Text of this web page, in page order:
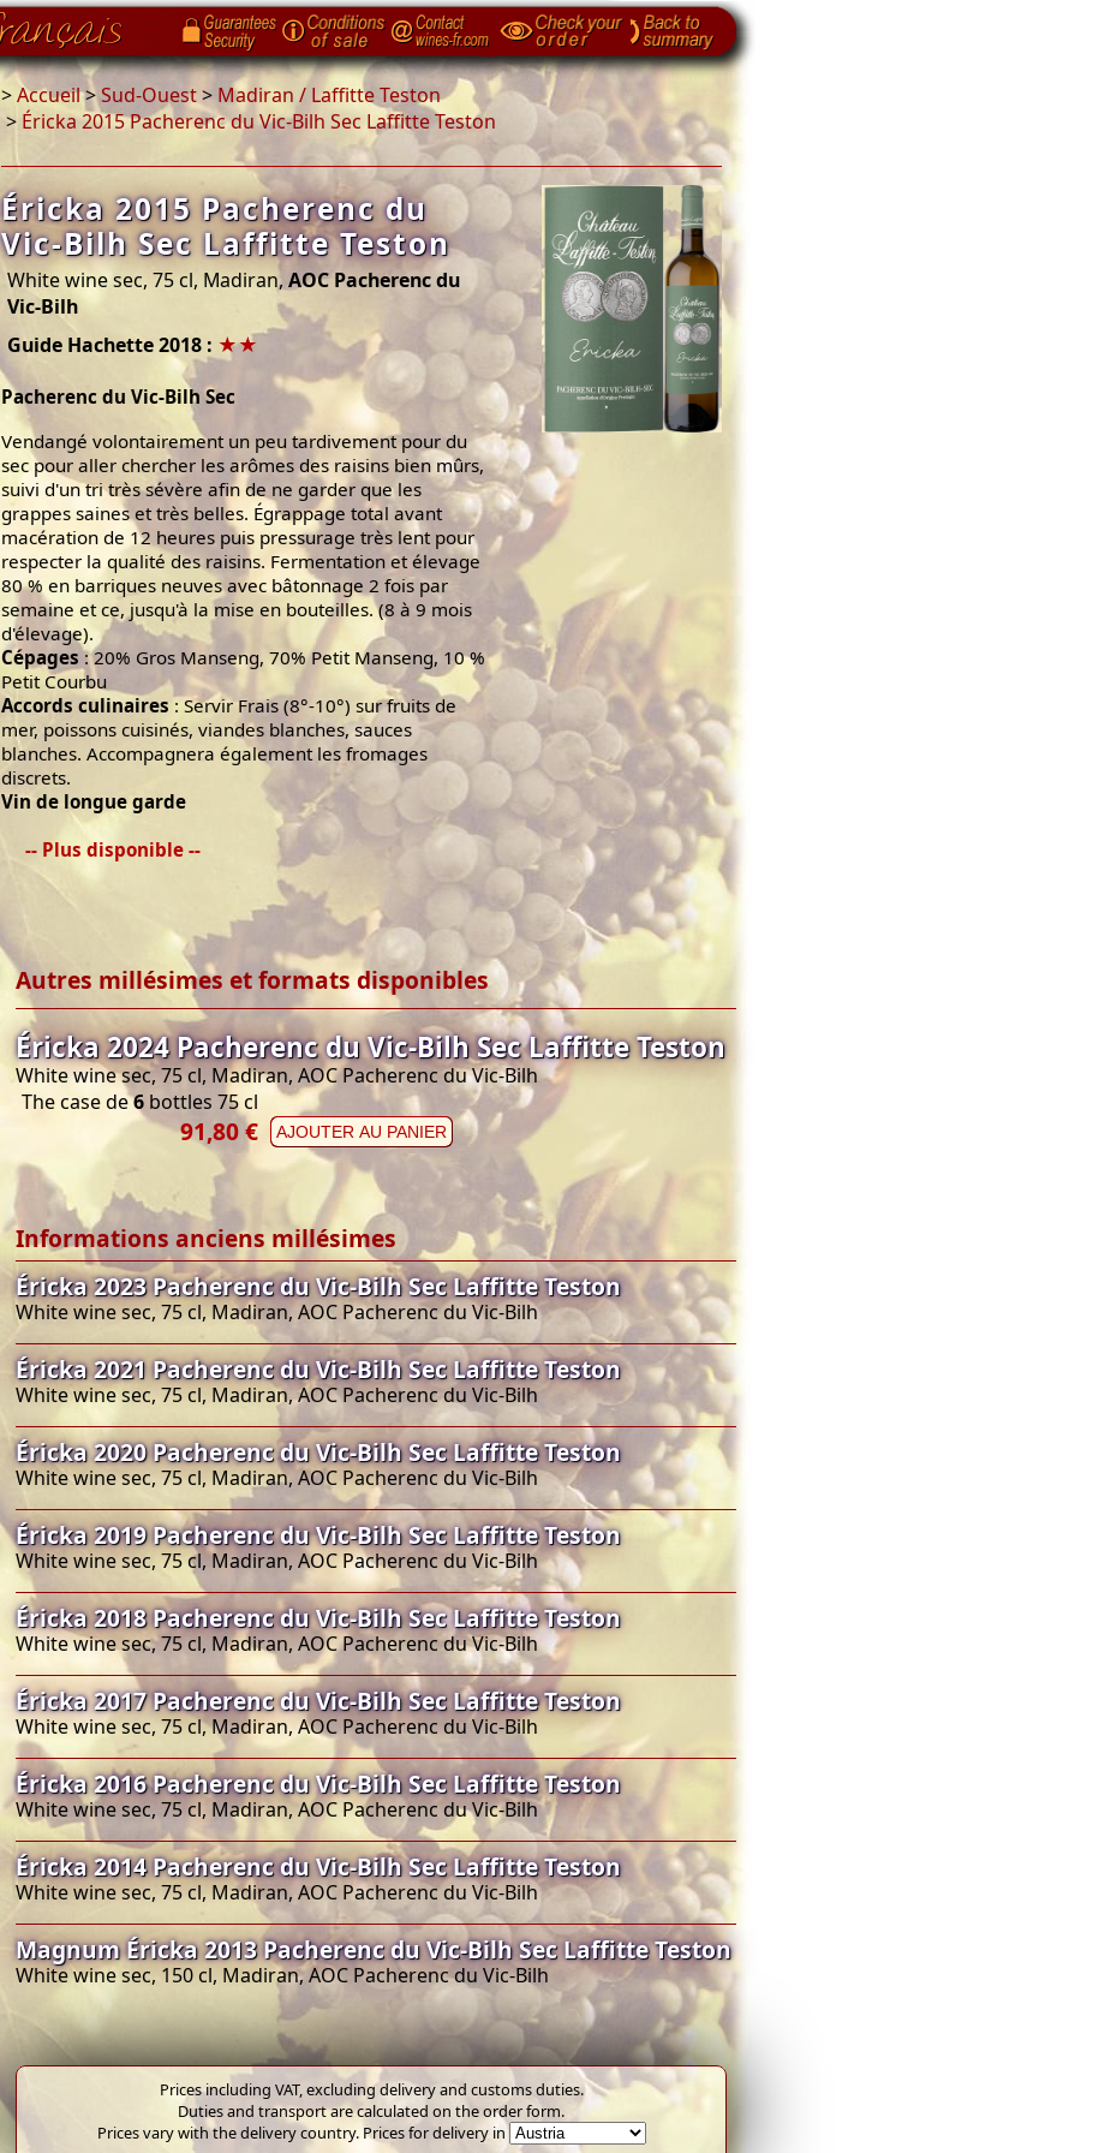
>Accueil>Sud-Ouest> Madiran / Laffitte Teston
> Éricka 2015 Pacherenc du Vic-Bilh Sec Laffitte Teston
Éricka 2015 Pacherenc du
Vic-Bilh Sec Laffitte Teston
White wine sec, 75 cl, Madiran, AOC Pacherenc du
Vic-Bilh
Guide Hachette 2018 : ★★
Pacherenc du Vic-Bilh Sec
Vendangé volontairement un peu tardivement pour du
sec pour aller chercher les arômes des raisins bien mûrs,
suivi d'un tri très sévère afin de ne garder que les
grappes saines et très belles. Égrappage total avant
macération de 12 heures puis pressurage très lent pour
respecter la qualité des raisins. Fermentation et élevage
80 % en barriques neuves avec bâtonnage 2 fois par
semaine et ce, jusqu'à la mise en bouteilles. (8 à 9 mois
d'élevage).
Cépages : 20% Gros Manseng, 70% Petit Manseng, 10 %
Petit Courbu
Accords culinaires : Servir Frais (8°-10°) sur fruits de
mer, poissons cuisinés, viandes blanches, sauces
blanches. Accompagnera également les fromages
discrets.
Vin de longue garde
-- Plus disponible --
Autres millésimes et formats disponibles
Éricka 2024 Pacherenc du Vic-Bilh Sec Laffitte Teston
White wine sec, 75 cl, Madiran, AOC Pacherenc du Vic-Bilh
The case de6 bottles 75 cl
91,80 € AJOUTER AU PANIER
Informations anciens millésimes
Éricka 2023 Pacherenc du Vic-Bilh Sec Laffitte Teston
White wine sec, 75 cl, Madiran, AOC Pacherenc du Vic-Bilh
Éricka 2021 Pacherenc du Vic-Bilh Sec Laffitte Teston
White wine sec, 75 cl, Madiran, AOC Pacherenc du Vic-Bilh
Éricka 2020 Pacherenc du Vic-Bilh Sec Laffitte Teston
White wine sec, 75 cl, Madiran, AOC Pacherenc du Vic-Bilh
Éricka 2019 Pacherenc du Vic-Bilh Sec Laffitte Teston
White wine sec, 75 cl, Madiran, AOC Pacherenc du Vic-Bilh
Éricka 2018 Pacherenc du Vic-Bilh Sec Laffitte Teston
White wine sec, 75 cl, Madiran, AOC Pacherenc du Vic-Bilh
Éricka 2017 Pacherenc du Vic-Bilh Sec Laffitte Teston
White wine sec, 75 cl, Madiran, AOC Pacherenc du Vic-Bilh
Éricka 2016 Pacherenc du Vic-Bilh Sec Laffitte Teston
White wine sec, 75 cl, Madiran, AOC Pacherenc du Vic-Bilh
Éricka 2014 Pacherenc du Vic-Bilh Sec Laffitte Teston
White wine sec, 75 cl, Madiran, AOC Pacherenc du Vic-Bilh
Magnum Éricka 2013 Pacherenc du Vic-Bilh Sec Laffitte Teston
White wine sec, 150 cl, Madiran, AOC Pacherenc du Vic-Bilh
Prices including VAT, excluding delivery and customs duties.
Duties and transport are calculated on the order form.
Prices vary with the delivery country. Prices for delivery in